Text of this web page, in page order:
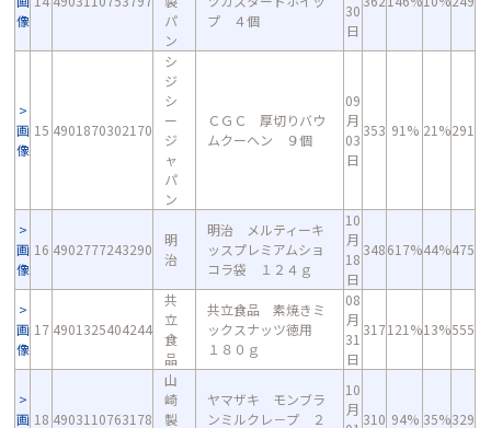
像
パ
ン
プ ４個
30
日
画
像
15 4901870302170
シ
ジ
シ
ー
ジ
ャ
パ
ン
ＣＧＣ 厚切りバウ
ムクーヘン ９個
09
月
03
日
353 91% 21%291
画
像
16 4902777243290
明
治
明治 メルティーキ
ッスプレミアムショ
コラ袋 １２４ｇ
10
月
18
日
348617%44%475
画
像
17 4901325404244
共
立
食
品
共立食品 素焼きミ
ックスナッツ徳用
１８０ｇ
08
月
31
日
317121%13%555
画 18 4903110763178
山
崎
製
ヤマザキ モンブラ
ンミルクレ－プ ２
10
月
310 94% 35%329